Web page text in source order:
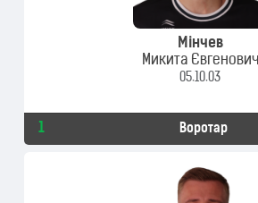
Мінчев
Микита Євгенович
05.10.03
1 Воротар